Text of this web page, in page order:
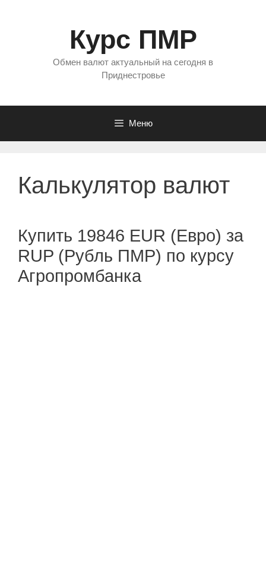
Курс ПМР
Обмен валют актуальный на сегодня в
Приднестровье
Меню
Калькулятор валют
Купить 19846 EUR (Евро) за
RUP (Рубль ПМР) по курсу
Агропромбанка